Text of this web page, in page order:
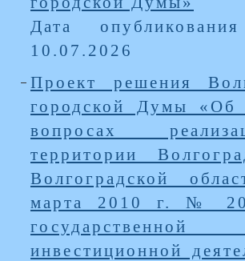
Дата
10.07.2026
Проект решения
городской Думы «Об
вопросах
территории
Волгоградской
марта 2010 г. №
государственной
инвестиционной